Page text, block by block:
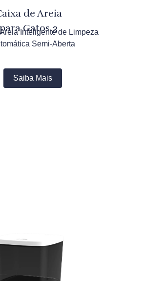
de Areia
para Gatos 3
Inteligente de Limpeza
Semi-Aberta
Saiba Mais